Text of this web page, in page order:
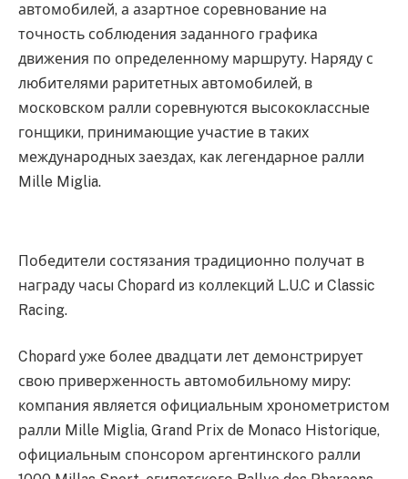
автомобилей, а азартное соревнование на
точность соблюдения заданного графика
движения по определенному маршруту. Наряду с
любителями раритетных автомобилей, в
московском ралли соревнуются высококлассные
гонщики, принимающие участие в таких
международных заездах, как легендарное ралли
Mille Miglia.
Победители состязания традиционно получат в
награду часы Chopard из коллекций L.U.C и Classic
Racing.
Chopard уже более двадцати лет демонстрирует
свою приверженность автомобильному миру:
компания является официальным хронометристом
ралли Mille Miglia, Grand Prix de Monaco Historique,
официальным спонсором аргентинского ралли